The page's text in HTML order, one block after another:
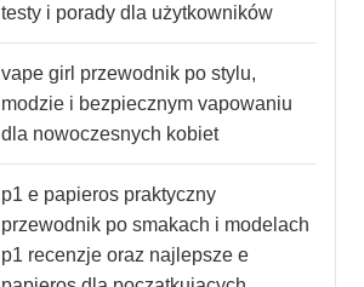
testy i porady dla użytkowników
vape girl przewodnik po stylu,
modzie i bezpiecznym vapowaniu
dla nowoczesnych kobiet
p1 e papieros praktyczny
przewodnik po smakach i modelach
p1 recenzje oraz najlepsze e